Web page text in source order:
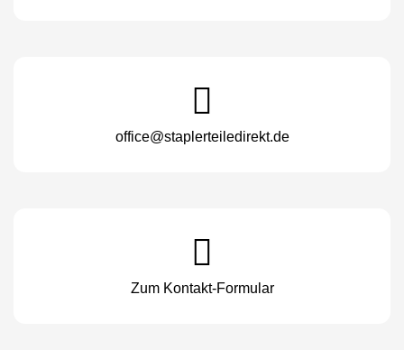
office@staplerteiledirekt.de
Zum Kontakt-Formular